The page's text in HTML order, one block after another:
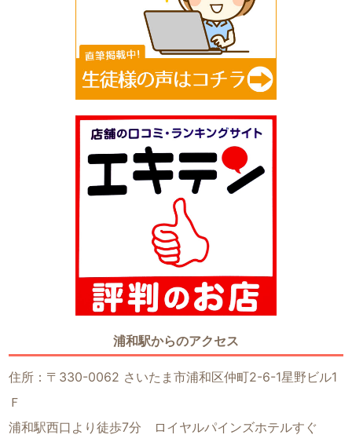
浦和駅からのアクセス
住所：〒330-0062 さいたま市浦和区仲町2-6-1星野ビル1
Ｆ
浦和駅西口より徒歩7分 ロイヤルパインズホテルすぐ